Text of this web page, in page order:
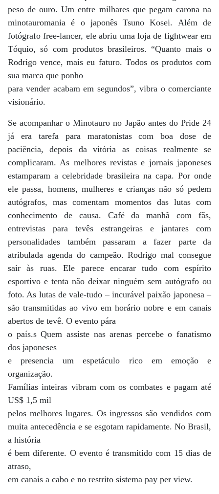
peso de ouro. Um entre milhares que pegam carona na
minotauromania é o japonês Tsuno Kosei. Além de
fotógrafo free-lancer, ele abriu uma loja de fightwear em
Tóquio, só com produtos brasileiros. “Quanto mais o
Rodrigo vence, mais eu faturo. Todos os produtos com
sua marca que ponho
para vender acabam em segundos”, vibra o comerciante
visionário.
Se acompanhar o Minotauro no Japão antes do Pride 24
já era tarefa para maratonistas com boa dose de
paciência, depois da vitória as coisas realmente se
complicaram. As melhores revistas e jornais japoneses
estamparam a celebridade brasileira na capa. Por onde
ele passa, homens, mulheres e crianças não só pedem
autógrafos, mas comentam momentos das lutas com
conhecimento de causa. Café da manhã com fãs,
entrevistas para tevês estrangeiras e jantares com
personalidades também passaram a fazer parte da
atribulada agenda do campeão. Rodrigo mal consegue
sair às ruas. Ele parece encarar tudo com espírito
esportivo e tenta não deixar ninguém sem autógrafo ou
foto. As lutas de vale-tudo – incurável paixão japonesa –
são transmitidas ao vivo em horário nobre e em canais
abertos de tevê. O evento pára
o país.s Quem assiste nas arenas percebe o fanatismo
dos japoneses
e presencia um espetáculo rico em emoção e
organização.
Famílias inteiras vibram com os combates e pagam até
US$ 1,5 mil
pelos melhores lugares. Os ingressos são vendidos com
muita antecedência e se esgotam rapidamente. No Brasil,
a história
é bem diferente. O evento é transmitido com 15 dias de
atraso,
em canais a cabo e no restrito sistema pay per view.